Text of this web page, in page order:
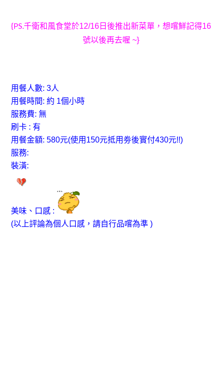
{PS.千衛和風食堂於12/16日後推出新菜單，想嚐鮮記得16
號以後再去喔 ~}
用餐人數: 3人
用餐時間: 約 1個小時
服務費: 無
刷卡 : 有
用餐金額: 580元(使用150元抵用劵後實付430元!!)
服務:
裝潢:
美味、口感 :
(以上評論為個人口感，請自行品嚐為準 )